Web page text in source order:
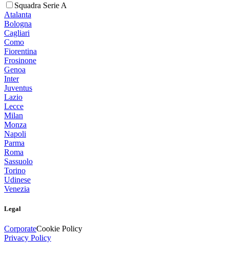
Squadra Serie A
Atalanta
Bologna
Cagliari
Como
Fiorentina
Frosinone
Genoa
Inter
Juventus
Lazio
Lecce
Milan
Monza
Napoli
Parma
Roma
Sassuolo
Torino
Udinese
Venezia
Legal
CorporateCookie Policy
Privacy Policy